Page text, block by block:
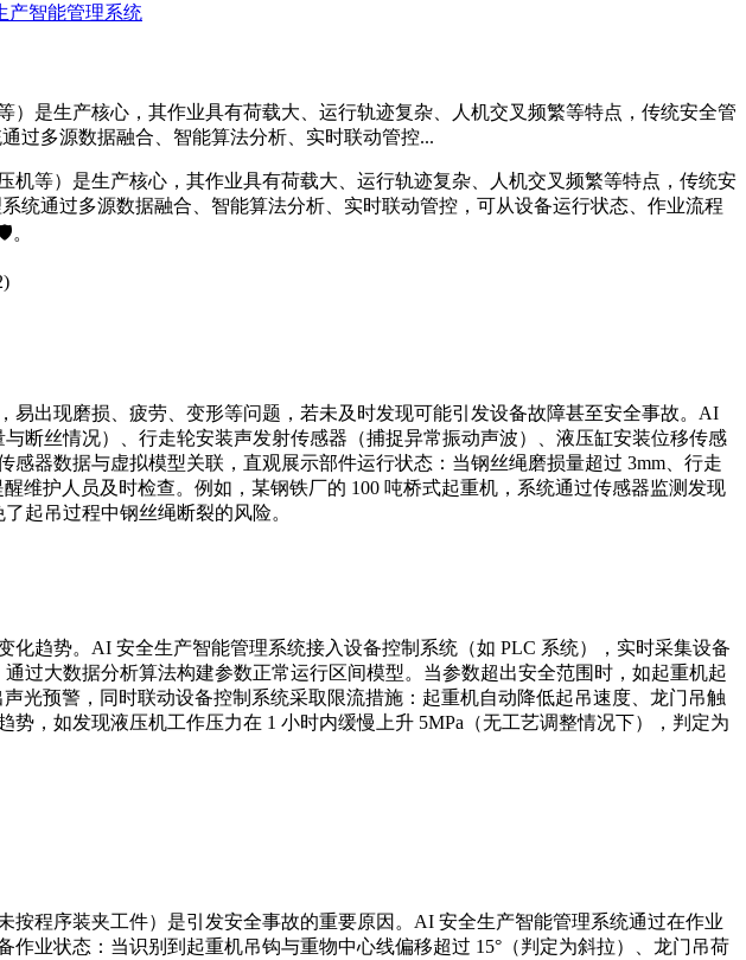
产智能管理系统
是生产核心，其作业具有荷载大、运行轨迹复杂、人机交叉频繁等特点，传统安全管
过多源数据融合、智能算法分析、实时联动管控...
等）是生产核心，其作业具有荷载大、运行轨迹复杂、人机交叉频繁等特点，传统安
通过多源数据融合、智能算法分析、实时联动管控，可从设备运行状态、作业流程
出现磨损、疲劳、变形等问题，若未及时发现可能引发设备故障甚至安全事故。AI
丝情况）、行走轮安装声发射传感器（捕捉异常振动声波）、液压缸安装位移传感
器数据与虚拟模型关联，直观展示部件运行状态：当钢丝绳磨损量超过 3mm、行走
维护人员及时检查。例如，某钢铁厂的 100 吨桥式起重机，系统通过传感器监测发现
起吊过程中钢丝绳断裂的风险。
趋势。AI 安全生产智能管理系统接入设备控制系统（如 PLC 系统），实时采集设备
大数据分析算法构建参数正常运行区间模型。当参数超出安全范围时，如起重机起
光预警，同时联动设备控制系统采取限流措施：起重机自动降低起吊速度、龙门吊触
，如发现液压机工作压力在 1 小时内缓慢上升 5MPa（无工艺调整情况下），判定为
程序装夹工件）是引发安全事故的重要原因。AI 安全生产智能管理系统通过在作业
业状态：当识别到起重机吊钩与重物中心线偏移超过 15°（判定为斜拉）、龙门吊荷